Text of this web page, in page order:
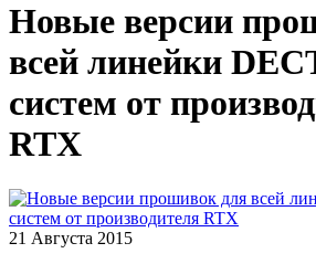
Новые версии
всей линейки
систем от
RTX
21 Августа 2015